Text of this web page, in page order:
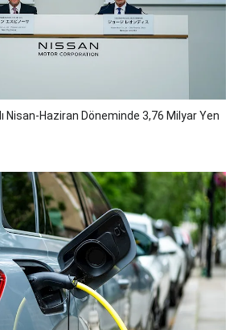
Nisan-Haziran Döneminde 3,76 Milyar Yen